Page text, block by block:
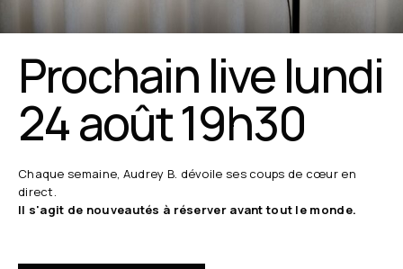
Prochain live lundi
24 août 19h30
Chaque semaine, Audrey B. dévoile ses coups de cœur en
direct.
Il s'agit de nouveautés à réserver avant tout le monde.